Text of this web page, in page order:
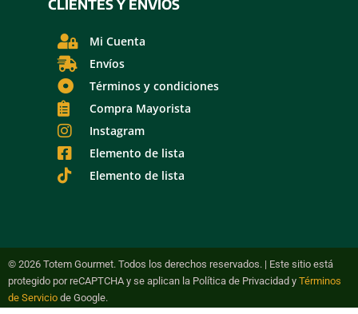
CLIENTES Y ENVÍOS
Mi Cuenta
Envíos
Términos y condiciones
Compra Mayorista
Instagram
Elemento de lista
Elemento de lista
© 2026 Totem Gourmet. Todos los derechos reservados. | Este sitio está
protegido por reCAPTCHA y se aplican la Política de Privacidad y Términos
de Servicio de Google.